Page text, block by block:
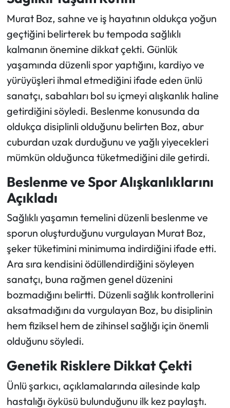
Murat Boz, sahne ve iş hayatının oldukça yoğun
geçtiğini belirterek bu tempoda sağlıklı
kalmanın önemine dikkat çekti. Günlük
yaşamında düzenli spor yaptığını, kardiyo ve
yürüyüşleri ihmal etmediğini ifade eden ünlü
sanatçı, sabahları bol su içmeyi alışkanlık haline
getirdiğini söyledi. Beslenme konusunda da
oldukça disiplinli olduğunu belirten Boz, abur
cuburdan uzak durduğunu ve yağlı yiyecekleri
mümkün olduğunca tüketmediğini dile getirdi.
Beslenme ve Spor Alışkanlıklarını
Açıkladı
Sağlıklı yaşamın temelini düzenli beslenme ve
sporun oluşturduğunu vurgulayan Murat Boz,
şeker tüketimini minimuma indirdiğini ifade etti.
Ara sıra kendisini ödüllendirdiğini söyleyen
sanatçı, buna rağmen genel düzenini
bozmadığını belirtti. Düzenli sağlık kontrollerini
aksatmadığını da vurgulayan Boz, bu disiplinin
hem fiziksel hem de zihinsel sağlığı için önemli
olduğunu söyledi.
Genetik Risklere Dikkat Çekti
Ünlü şarkıcı, açıklamalarında ailesinde kalp
hastalığı öyküsü bulunduğunu ilk kez paylaştı.